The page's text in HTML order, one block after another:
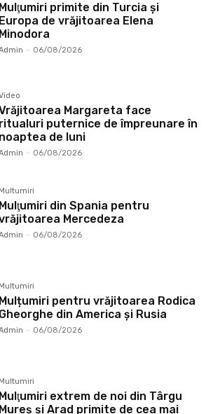
Mulţumiri primite din Turcia și
Europa de vrăjitoarea Elena
Minodora
- 06/08/2026
Margareta face
ritualuri puternice de împreunare în
noaptea de luni
- 06/08/2026
Multumiri
Mulţumiri din Spania pentru
Mercedeza
- 06/08/2026
Multumiri
Mulțumiri pentru vrăjitoarea Rodica
Gheorghe din America și Rusia
- 06/08/2026
Multumiri
Mulţumiri extrem de noi din Târgu
Mureș și Arad primite de cea mai